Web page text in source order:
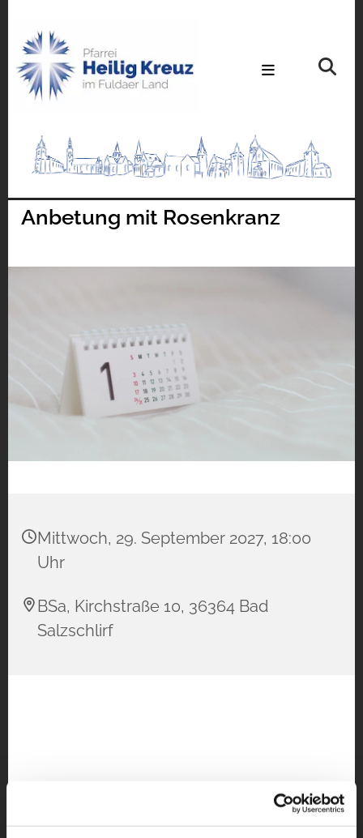
Anbetung mit Rosenkranz
Mittwoch, 29. September 2027, 18:00
Uhr
BSa, Kirchstraße 10, 36364 Bad
Salzschlirf